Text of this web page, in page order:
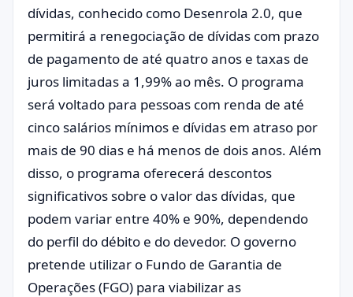
dívidas, conhecido como Desenrola 2.0, que
permitirá a renegociação de dívidas com prazo
de pagamento de até quatro anos e taxas de
juros limitadas a 1,99% ao mês. O programa
será voltado para pessoas com renda de até
cinco salários mínimos e dívidas em atraso por
mais de 90 dias e há menos de dois anos. Além
disso, o programa oferecerá descontos
significativos sobre o valor das dívidas, que
podem variar entre 40% e 90%, dependendo
do perfil do débito e do devedor. O governo
pretende utilizar o Fundo de Garantia de
Operações (FGO) para viabilizar as